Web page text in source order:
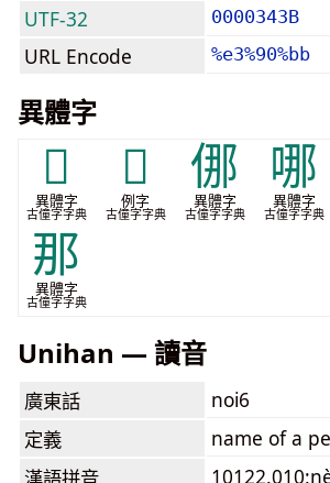
UTF-32 0000343B
URL Encode %e3%90%bb
異體字
𠌧
異體字
古僮字字典
𫴻
例字
古僮字字典
㑚
異體字
古僮字字典
哪
異體字
古僮字字典
那
異體字
古僮字字典
Unihan — 讀音
廣東話
noi6
定義
name of a
漢語拼音